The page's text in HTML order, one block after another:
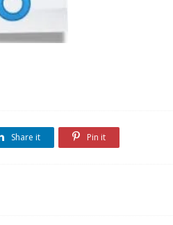
Share it Pin it